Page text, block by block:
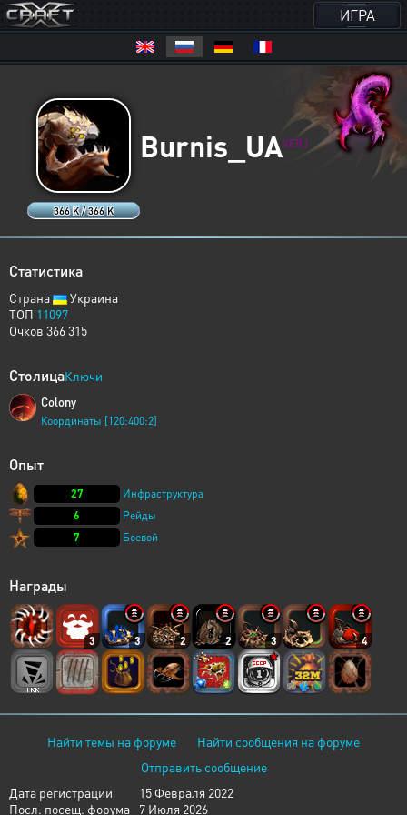
ИГРА
366 K / 366 K
Burnis_UAXERJ
Статистика
Страна
Украина
ТОП 11097
Очков 366 315
СтолицаКлючи
Colony
Координаты [120:400:2]
Опыт
27
Инфраструктура
6
Рейды
7
Боевой
Награды
3 3 2 2 3 4
Найти темы на форуме
Найти сообщения на форуме
Отправить сообщение
Дата регистрации
15 Февраля 2022
Посл. посещ. форума
7 Июля 2026